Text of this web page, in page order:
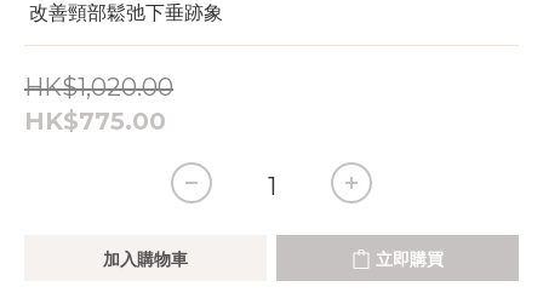
改善頸部鬆弛下垂跡象
HK$1,020.00
HK$775.00
加入購物車 立即購買